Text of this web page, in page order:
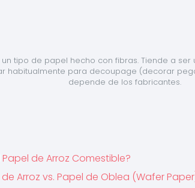
un tipo de papel hecho con fibras. Tiende a
habitualmente para decoupage (decorar
depende de los fabricantes.
de Arroz Comestible?
Arroz vs. Papel de Oblea (Wafer